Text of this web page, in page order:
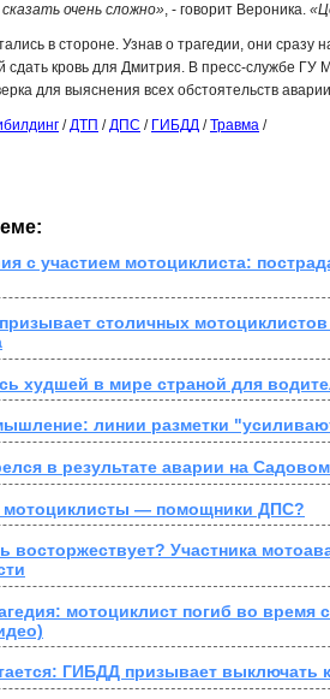
очень сложно», - говорит Вероника.
в стороне. Узнав о трагедии, они
сдать кровь для Дмитрия. В пресс-службе
для выяснения всех обстоятельств
/ ДТП / ДПС / ГИБДД /Травма /
с участием мотоциклиста:
столичных мотоциклистов
худшей в мире страной для
линии разметки
в результате аварии на
мотоциклисты — помощники ДПС?
восторжествует? Участника
мотоциклист погиб во время
ГИБДД призывает выключать